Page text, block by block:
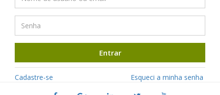
Entrar
Cadastre-se Esqueci a minha senha